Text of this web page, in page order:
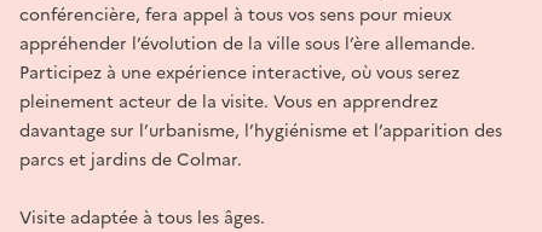
conférencière, fera appel à tous vos sens pour mieux
appréhender l’évolution de la ville sous l’ère allemande.
Participez à une expérience interactive, où vous serez
pleinement acteur de la visite. Vous en apprendrez
davantage sur l’urbanisme, l’hygiénisme et l’apparition des
parcs et jardins de Colmar.
Visite adaptée à tous les âges.